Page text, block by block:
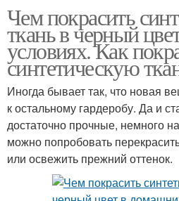
Чем покрасить
ткань в черный
условиях. Как
синтетическую
Иногда бывает так, что новая
к остальному гардеробу. Да и
достаточно прочные, немного
можно попробовать
или освежить прежний оттенок.